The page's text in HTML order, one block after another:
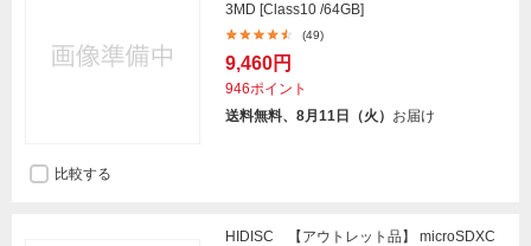
3MD [Class10 /64GB]
(49)
9,460円
946ポイント
送料無料、8月11日（火） お届け
比較する
HIDISC 【アウトレット品】 microSDXC